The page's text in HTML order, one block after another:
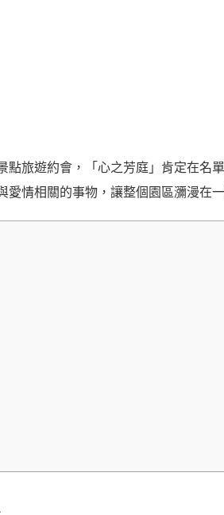
點旅遊約會，「心之芳庭」肯定在名
情相關的事物，讓整個園區瀰漫在